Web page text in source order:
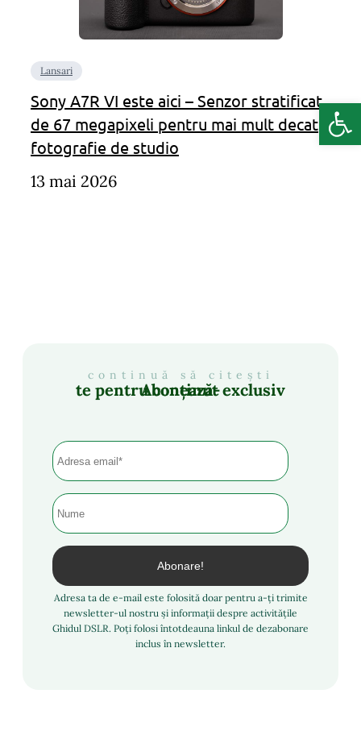
Lansari
Sony A7R VI este aici – Senzor stratificat
de 67 megapixeli pentru mai mult decat
fotografie de studio
13 mai 2026
continuă să citești
Abonează-te pentru conținut exclusiv
Adresa ta de e-mail este folosită doar pentru a-ți trimite
newsletter-ul nostru și informații despre activitățile
Ghidul DSLR. Poți folosi întotdeauna linkul de dezabonare
inclus în newsletter.